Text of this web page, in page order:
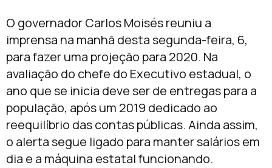
O governador Carlos Moisés reuniu a
imprensa na manhã desta segunda-feira, 6,
para fazer uma projeção para 2020. Na
avaliação do chefe do Executivo estadual, o
ano que se inicia deve ser de entregas para a
população, após um 2019 dedicado ao
reequilíbrio das contas públicas. Ainda assim,
o alerta segue ligado para manter salários em
dia e a máquina estatal funcionando.